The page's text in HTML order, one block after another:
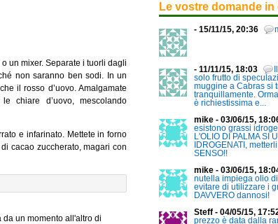
un mixer. Separate i tuorli dagli
non saranno ben sodi. In un
il rosso d’uovo. Amalgamate
chiare d’uovo, mescolando
e infarinato. Mettete in forno
cacao zuccherato, magari con
un momento all'altro di
Le vostre domande in
- 15/11/15, 20:36
- 11/11/15, 18:03
solo frutto di
muggine a Cabras si
tranquillamente.
è richiestissima e...
mike - 03/06/15,
esistono grassi
L'OLIO DI PALMA SI
IDROGENATI,
SENSO!!
mike - 03/06/15,
nutella impiega olio
evitare di utilizzare i
DAVVERO dannosi!
Steff - 04/05/15,
prezzo è data dalla